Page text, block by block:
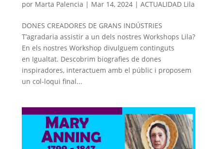
por Marta Palencia | Mar 14, 2024| ACTUALIDAD Lila
DONES CREADORES DE GRANS INDÚSTRIES
T’agradaria assistir a un dels nostres Workshops Lila?
En els nostres Workshop divulguem continguts
en Igualtat. Descobrim biografies de dones
inspiradores, interactuem amb el públic i proposem
un col-loqui final...